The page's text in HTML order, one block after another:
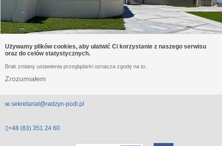
Używamy plików cookies, aby ułatwić Ci korzystanie z naszego serwisu
oraz do celów statystycznych.
Brak zmiany ustawienia przeglądarki oznacza zgodę na to.
Zrozumiałem
sekretariat@radzyn-podl.pl
+48 (83) 351 24 60